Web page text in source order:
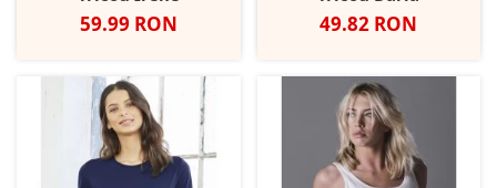
Pret
59.99 RON Pret
49.82 RON